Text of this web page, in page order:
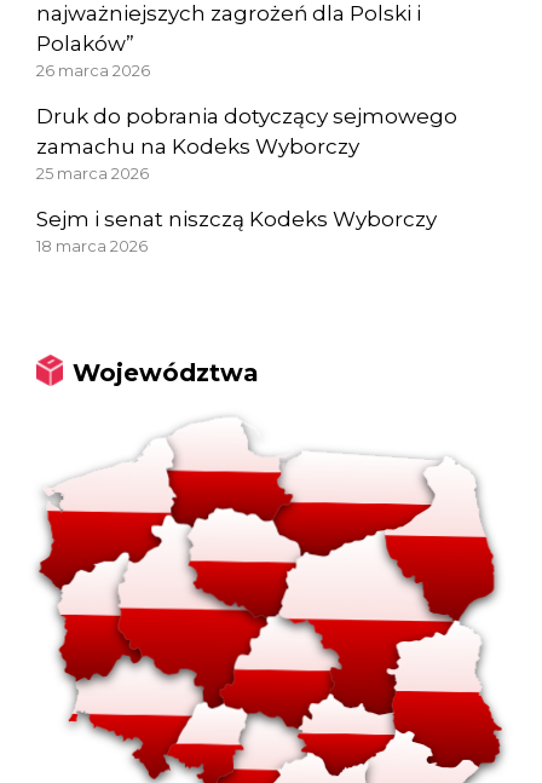
najważniejszych zagrożeń dla Polski i
Polaków”
26 marca 2026
Druk do pobrania dotyczący sejmowego
zamachu na Kodeks Wyborczy
25 marca 2026
Sejm i senat niszczą Kodeks Wyborczy
18 marca 2026
Województwa